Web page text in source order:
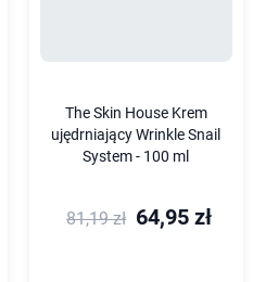
The Skin House Krem
ujędrniający Wrinkle Snail
System - 100 ml
81,19 zł 64,95 zł